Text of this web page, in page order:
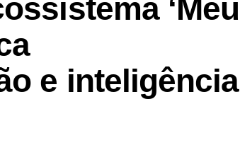
‘Meu
e inteligência